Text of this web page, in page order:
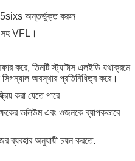
অন্তর্ভুক্ত করুন
সহ VFL।
করে, তিনটি স্ট্যাটাস এলইডি যথাক্রমে
অবস্থার প্রতিনিধিত্ব করে।
করা যেতে পারে
ভলিউম এবং ওজনকে ব্যাপকভাবে
ব্যবহার অনুযায়ী চয়ন করতে.